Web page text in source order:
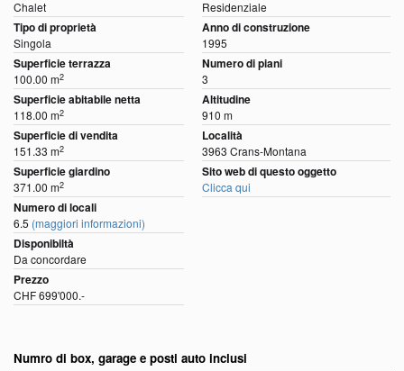
Chalet
Tipo di proprietà
Singola
Superficie terrazza
100.00 m2
Superficie abitabile netta
118.00 m2
Superficie di vendita
151.33 m2
Superficie giardino
371.00 m2
Numero di locali
6.5 (maggiori informazioni)
Disponibiltà
Da concordare
Prezzo
CHF 699'000.-
Residenziale
Anno di construzione
1995
Numero di piani
3
Altitudine
910 m
Località
3963 Crans-Montana
Sito web di questo oggetto
Clicca qui
Numro di box, garage e posti auto inclusi